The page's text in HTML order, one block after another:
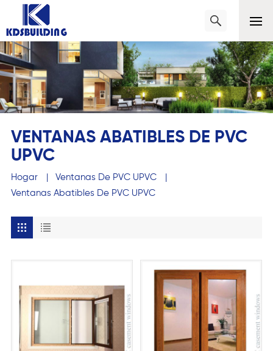
VENTANAS ABATIBLES DE PVC
UPVC
Hogar | Ventanas De PVC UPVC
|
Ventanas Abatibles De PVC UPVC